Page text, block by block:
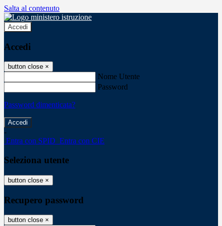
Salta al contenuto
Accedi
Accedi
button close ×
Nome Utente
Password
Password dimenticata?
-
Entra con SPID Entra con CIE
Seleziona utente
button close ×
Recupero password
button close ×